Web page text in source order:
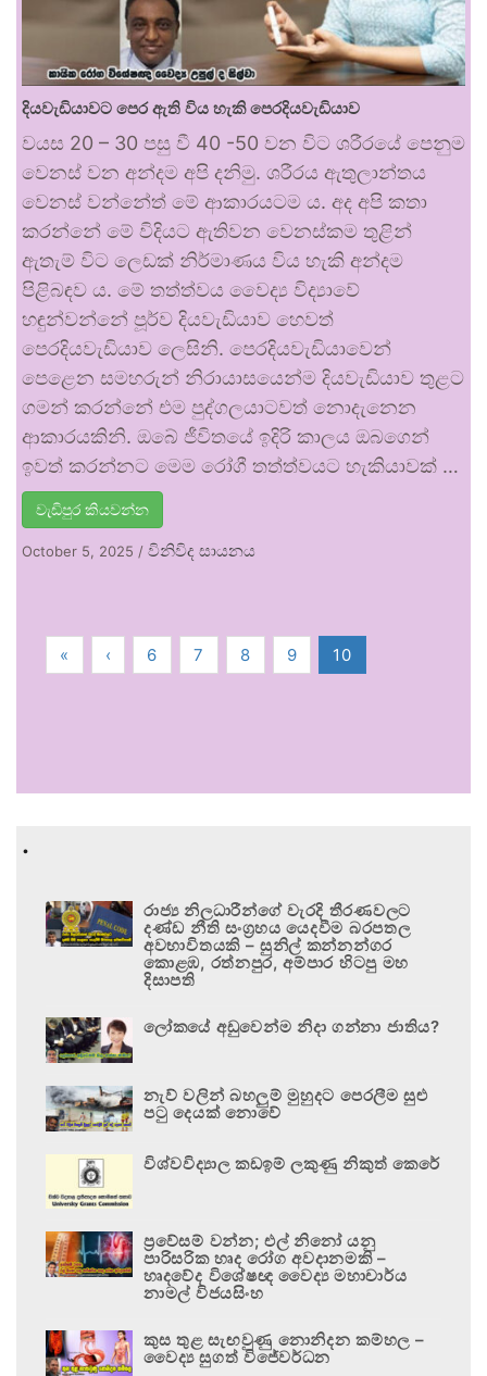
දියවැඩියාවට පෙර ඇති විය හැකි පෙරදියවැඩියාව
වයස 20 – 30 පසු වී 40 -50 වන විට ශරීරයේ පෙනුම
වෙනස් වන අන්දම අපි දනිමු. ශරීරය ඇතුලාන්තය
වෙනස් වන්නේත් මේ ආකාරයටම ය. අද අපි කතා
කරන්නේ මේ විදියට ඇතිවන වෙනස්කම තුළින්
ඇතැම් විට ලෙඩක් නිර්මාණය විය හැකි අන්දම
පිළිබඳව ය. මේ තත්ත්වය වෛද්‍ය විද්‍යාවේ
හඳුන්වන්නේ පූර්ව දියවැඩියාව හෙවත්
පෙරදියවැඩියාව ලෙසිනි. පෙරදියවැඩියාවෙන්
පෙළෙන සමහරුන් නිරායාසයෙන්ම දියවැඩියාව තුළට
ගමන් කරන්නේ එම පුද්ගලයාටවත් නොදැනෙන
ආකාරයකිනි. ඔබේ ජීවිතයේ ඉදිරි කාලය ඔබගෙන්
ඉවත් කරන්නට මෙම රෝගී තත්ත්වයට හැකියාවක් …
වැඩිපුර කියවන්න
October 5, 2025 / විනිවිද සායනය
« ‹ 6 7 8 9 10
.
රාජ්‍ය නිලධාරීන්ගේ වැරදි තීරණවලට
දණ්ඩ නීති සංග්‍රහය යෙදවීම බරපතල
අවභාවිතයකි – සුනිල් කන්නන්ගර
කොළඹ, රත්නපුර, අම්පාර හිටපු මහ
දිසාපති
ලෝකයේ අඩුවෙන්ම නිදා ගන්නා ජාතිය?
නැව් වලින් බහලුම් මුහුදට පෙරලීම සුළු
පටු දෙයක් නොවේ
විශ්වවිද්‍යාල කඩඉම් ලකුණු නිකුත් කෙරේ
ප්‍රවේසම් වන්න; එල් නිනෝ යනු
පාරිසරික හෘද රෝග අවදානමකි –
හෘදවේද විශේෂඥ වෛද්‍ය මහාචාර්ය
නාමල් විජයසිංහ
කුස තුළ සැඟවුණු නොනිදන කම්හල –
වෛද්‍ය සුගත් විජේවර්ධන